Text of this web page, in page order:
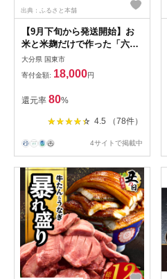
出典：ふるさと本舗
【9月下旬から発送開始】お
米と米麹だけで作った「六郷
の無添加甘酒」900ml×6本
_29170A-1
大分県 国東市
寄付金額: 18,000円
還元率 80%
4.5 （78件）
4サイトで掲載中